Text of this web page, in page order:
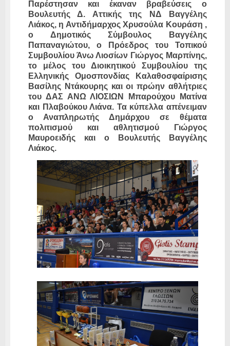
Παρέστησαν και έκαναν βραβεύσεις ο
Βουλευτής Δ. Αττικής της ΝΔ Βαγγέλης
Λιάκος, η Αντιδήμαρχος Χρυσούλα Κουράση ,
ο Δημοτικός Σύμβουλος Βαγγέλης
Παπαναγιώτου, ο Πρόεδρος του Τοπικού
Συμβουλίου Άνω Λιοσίων Γιώργος Μαρπίνης,
το μέλος του Διοικητικού Συμβουλίου της
Ελληνικής Ομοσπονδίας Καλαθοσφαίρισης
Βασίλης Ντάκουρης και οι πρώην αθλήτριες
του ΔΑΣ ΑΝΩ ΛΙΟΣΙΩΝ Μπαρούχου Ματίνα
και Πλαβούκου Λιάνα. Τα κύπελλα απένειμαν
ο Αναπληρωτής Δημάρχου σε θέματα
πολιτισμού και αθλητισμού Γιώργος
Μαυροειδής και ο Βουλευτής Βαγγέλης
Λιάκος.